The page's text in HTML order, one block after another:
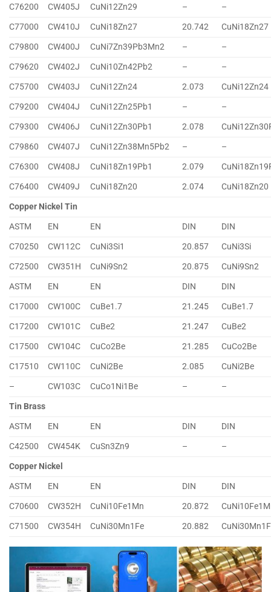
C76200
CW405J CuNi12Zn29 –
–
C77000
CW410J CuNi18Zn27 20.742
CuNi18Zn27
C79800
CW400J CuNi7Zn39Pb3Mn2 –
–
C79620
CW402J CuNi10Zn42Pb2 –
–
C75700
CW403J CuNi12Zn24 2.073
CuNi12Zn24
C79200
CW404J CuNi12Zn25Pb1 –
–
C79300
CW406J CuNi12Zn30Pb1 2.078
C79860
CW407J CuNi12Zn38Mn5Pb2 –
–
C76300
CW408J CuNi18Zn19Pb1 2.079
C76400
CW409J CuNi18Zn20 2.074
CuNi18Zn20
Copper Nickel Tin
ASTM
EN EN DIN
DIN
C70250
CW112C CuNi3Si1 20.857
CuNi3Si
C72500
CW351H CuNi9Sn2 20.875
CuNi9Sn2
ASTM
EN EN DIN
DIN
C17000
CW100C CuBe1.7 21.245
CuBe1.7
C17200
CW101C CuBe2 21.247
CuBe2
C17500
CW104C CuCo2Be 21.285
CuCo2Be
C17510
CW110C CuNi2Be 2.085
CuNi2Be
–
CW103C CuCo1Ni1Be –
–
Tin Brass
ASTM
EN EN DIN
DIN
C42500
CW454K CuSn3Zn9 –
–
Copper Nickel
ASTM
EN EN DIN
DIN
C70600
CW352H CuNi10Fe1Mn 20.872
C71500
CW354H CuNi30Mn1Fe 20.882